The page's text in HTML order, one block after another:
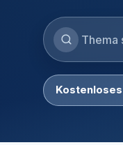
Blog
durchsuchen